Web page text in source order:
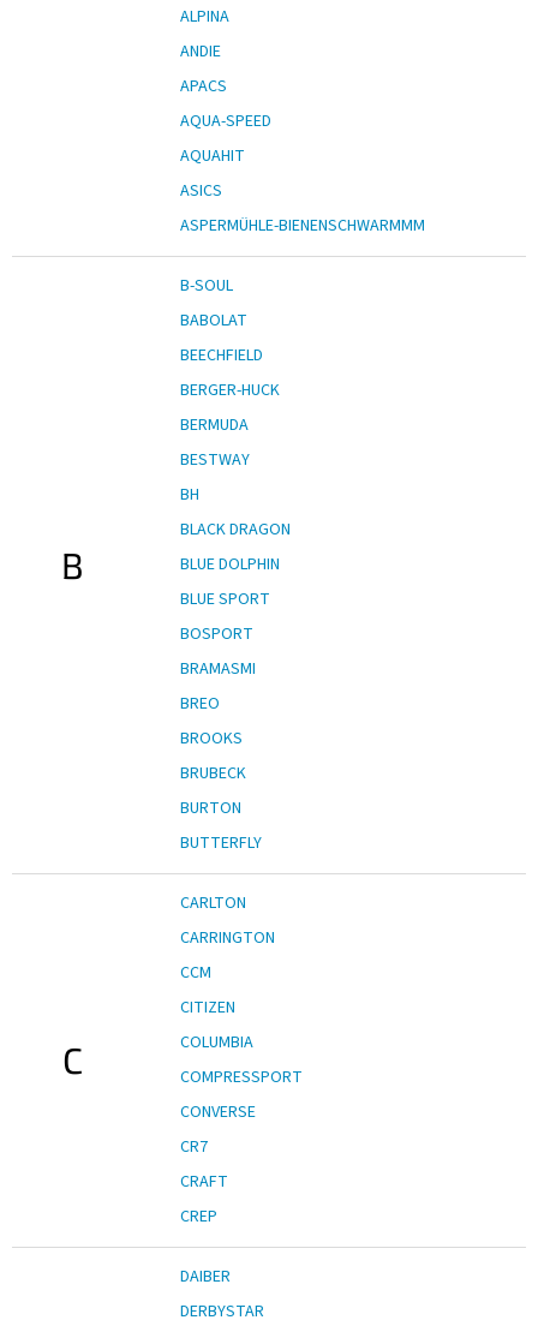
Tabulky
ALPINA
ANDIE
APACS
AQUA-SPEED
AQUAHIT
ASICS
ASPERMÜHLE-BIENENSCHWARMMM
B
B-SOUL
BABOLAT
BEECHFIELD
BERGER-HUCK
BERMUDA
BESTWAY
BH
BLACK DRAGON
BLUE DOLPHIN
BLUE SPORT
BOSPORT
BRAMASMI
BREO
BROOKS
BRUBECK
BURTON
BUTTERFLY
C
CARLTON
CARRINGTON
CCM
CITIZEN
COLUMBIA
COMPRESSPORT
CONVERSE
CR7
CRAFT
CREP
DAIBER
DERBYSTAR